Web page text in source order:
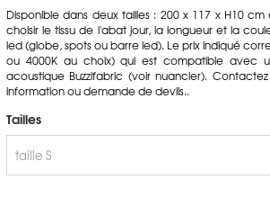
Disponible dans deux tailles : 200 x 117 x H10
choisir le tissu de l'abat jour, la longueur et la
led (globe, spots ou barre led). Le prix indiqué
ou 4000K au choix) qui est compatible avec
acoustique Buzzifabric (voir nuancier).
information ou demande de deviis..
Tailles